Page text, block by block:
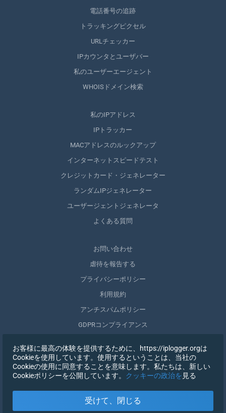
電話番号の追跡
トラッキングピクセル
URLチェッカー
IPカウンタとユーザバー
私のユーザーエージェント
WHOISドメイン検索
私のIPアドレス
IPトラッカー
MACアドレスのルックアップ
インターネットスピードテスト
クレジットカード・ジェネレーター
ランダムIPジェネレーター
ユーザージェントジェネレータ
よくある質問
お問い合わせ
虐待を報告する
プライバシーポリシー
利用規約
アンチスパムポリシー
GDPRコンプライアンス
同意を取りやめる
サインイン
お客様に最高の体験を提供するために、https://iplogger.orgは
Cookieを使用しています。使用するということは、当社の
Cookieの使用に同意することを意味します。私たちは、新しい
Cookieポリシーを公開しています。 クッキーの政治を 見る
受けて、閉じる